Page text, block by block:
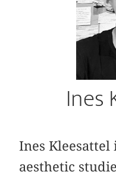
Ines
Ines
aesthetic